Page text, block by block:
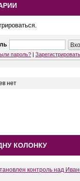
пароль? |
нет
КОЛОНКУ
контроль над